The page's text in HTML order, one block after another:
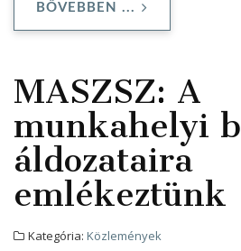
BŐVEBBEN ...
MASZSZ: A
munkahelyi
áldozataira
emlékeztünk
Kategória: Közlemények